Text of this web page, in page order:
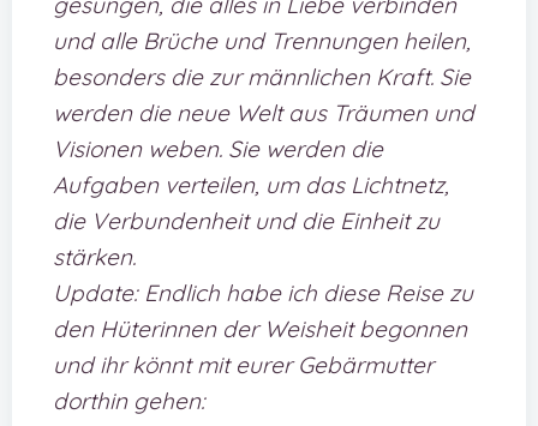
und alle Brüche und Trennungen heilen,
besonders die zur männlichen Kraft. Sie
werden die neue Welt aus Träumen und
Visionen weben. Sie werden die
Aufgaben verteilen, um das Lichtnetz,
die Verbundenheit und die Einheit zu
stärken.
Update: Endlich habe ich diese Reise zu
den Hüterinnen der Weisheit begonnen
und ihr könnt mit eurer Gebärmutter
dorthin gehen: